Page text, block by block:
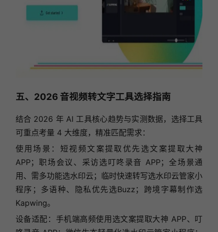
五、2026 音视频转文字工具选择指南
结合 2026 年 AI 工具核心趋势与实测数据，选择工具
可重点考量 4 大维度，精准匹配需求：
使用场景：短视频文案提取优先选文案提取大神
APP；职场会议、采访选叮咚录音 APP；全场景通
用、需多功能选水印云；临时快速转写选水印云管家小
程序；多语种、隐私优先选Buzz；跨境字幕制作选
Kapwing。
设备适配：手机端高频使用选文案提取大神 APP、叮